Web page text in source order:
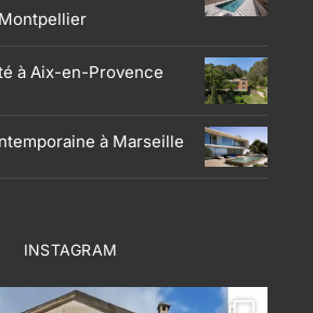
à Aix-en-Provence
à Marseille
INSTAGRAM